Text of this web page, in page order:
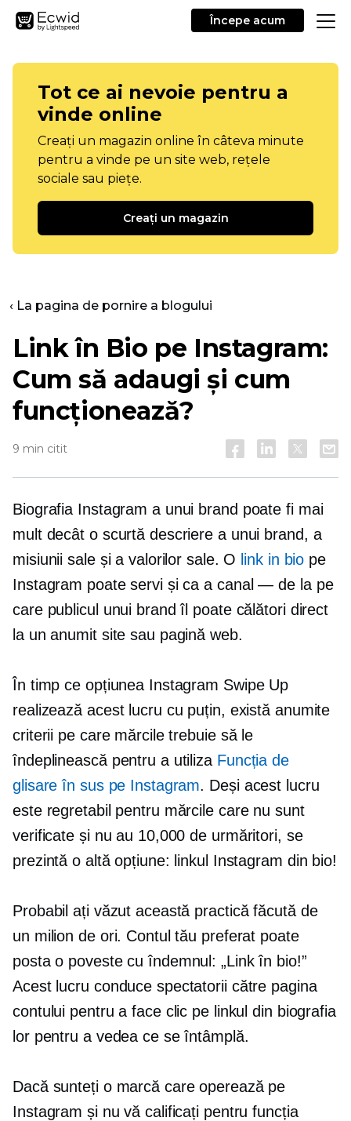
Începe acum
Tot ce ai nevoie pentru a
vinde online
Creați un magazin online în câteva minute
pentru a vinde pe un site web, rețele
sociale sau piețe.
Creați un magazin
‹ La pagina de pornire a blogului
Link în Bio pe Instagram:
Cum să adaugi și cum
funcționează?
9 min citit
Biografia Instagram a unui brand poate fi mai
mult decât o scurtă descriere a unui brand, a
misiunii sale și a valorilor sale. O link in bio pe
Instagram poate servi și ca a canal — de lape
care publicul unui brand îl poate călători direct
la un anumit site sau pagină web.
În timp ce opțiunea Instagram Swipe Up
realizează acest lucru cu puțin, există anumite
criterii pe care mărcile trebuie să le
îndeplinească pentru a utiliza Funcția de
glisare în sus pe Instagram. Deși acest lucru
este regretabil pentru mărcile care nu sunt
verificate și nu au 10,000 de urmăritori, se
prezintă o altă opțiune: linkul Instagram din bio!
Probabil ați văzut această practică făcută de
un milion de ori. Contul tău preferat poate
posta o poveste cu îndemnul: „Link în bio!”
Acest lucru conduce spectatorii către pagina
contului pentru a face clic pe linkul din biografia
lor pentru a vedea ce se întâmplă.
Dacă sunteți o marcă care operează pe
Instagram și nu vă calificați pentru funcția